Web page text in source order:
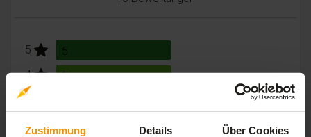
Zustimmung Details Über Cookies
5 stars: 5
Bewertungen
4stars: 5
Bewertungen
3
2stars: 0